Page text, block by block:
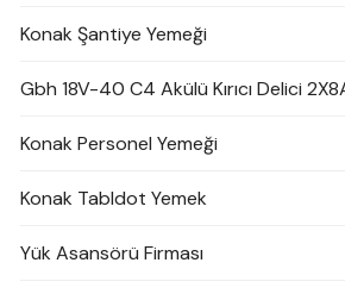
Konak Şantiye Yemeği
Gbh 18V-40 C4 Akülü Kırıcı Delici
Konak Personel Yemeği
Konak Tabldot Yemek
Yük Asansörü Firması